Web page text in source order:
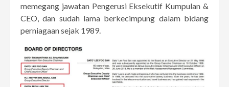
memegang jawatan Pengerusi Eksekutif Kumpulan &
CEO, dan sudah lama berkecimpung dalam bidang
perniagaan sejak 1989.